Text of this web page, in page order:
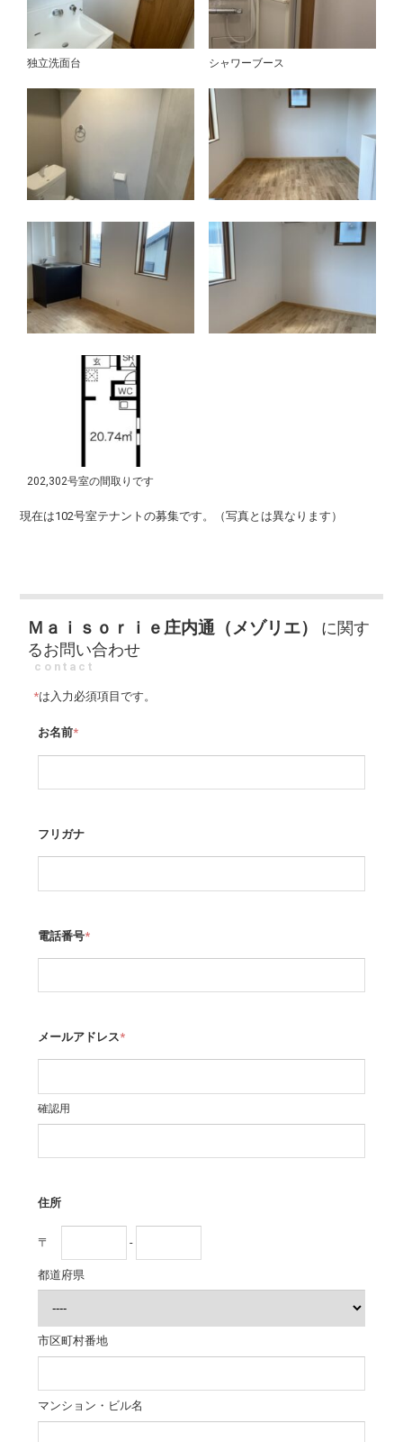
独立洗面台 シャワーブース
202,302号室の間取りです
現在は102号室テナントの募集です。（写真とは異なります）
Ｍａｉｓｏｒｉｅ庄内通（メゾリエ）
に関す
るお問い合わせ
contact
*は入力必須項目です。
お名前*
フリガナ
電話番号*
メールアドレス*
確認用
住所
〒 -
都道府県
市区町村番地
マンション・ビル名